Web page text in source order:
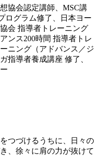
協会認定講師、MSC講
ログラム修了、日本ヨー
会 指導者トレーニング
ンス200時間 指導者トレ
ニング（アドバンス／ジ
指導者養成講座 修了、
つづけるうちに、日々の
、徐々に肩の力が抜けて